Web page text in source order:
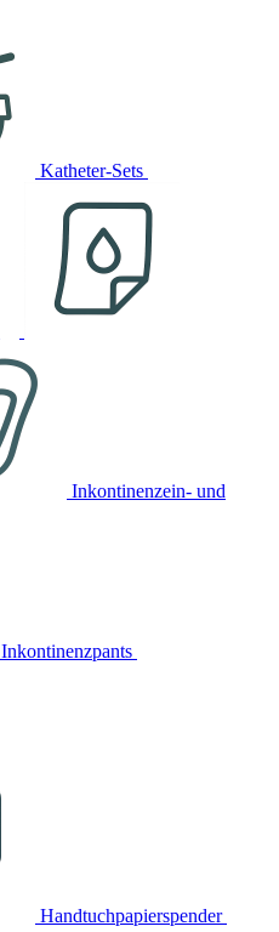
Katheter-Sets
Inkontinenzein- und
Inkontinenzpants
Handtuchpapierspender